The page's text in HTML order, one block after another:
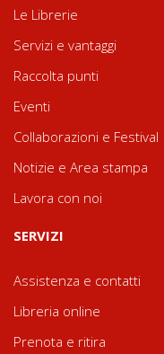
Le Librerie
Servizi e vantaggi
Raccolta punti
Eventi
Collaborazioni e Festival
Notizie e Area stampa
Lavora con noi
SERVIZI
Assistenza e contatti
Libreria online
Prenota e ritira